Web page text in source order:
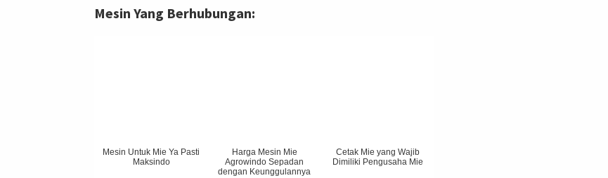
Mesin Yang Berhubungan:
Mesin Untuk Mie Ya Pasti
Maksindo
Harga Mesin Mie
Agrowindo Sepadan
dengan Keunggulannya
Cetak Mie yang Wajib
Dimiliki Pengusaha Mie